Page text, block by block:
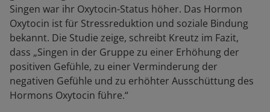
Singen war ihr Oxytocin-Status höher. Das Hormon
Oxytocin ist für Stressreduktion und soziale Bindung
bekannt. Die Studie zeige, schreibt Kreutz im Fazit,
dass „Singen in der Gruppe zu einer Erhöhung der
positiven Gefühle, zu einer Verminderung der
negativen Gefühle und zu erhöhter Ausschüttung des
Hormons Oxytocin führe.“